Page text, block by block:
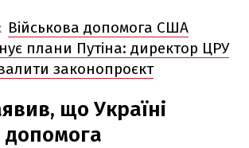
Військова допомога США
плани Путіна: директор ЦРУ
законопроєкт
що Україні
допомога